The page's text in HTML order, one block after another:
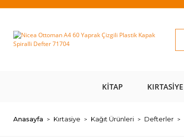
KITAP KIRTASIYE
Anasayfa Kırtasiye Kağıt Ürünleri Defterler